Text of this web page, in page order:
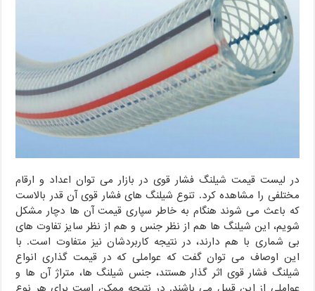
در لیست قیمت شیلنگ فشار قوی در بازار می توان اعداد و ارقام
مختلفی را مشاهده کرد. تنوع شیلنگ های فشار قوی آن قدر بالاست
که باعث می شوند هنگام به خاطر سپاری قیمت آن ها دچار مشکل
شویم، این شیلنگ ها هم از نظر جنس و هم از نظر سایز تفاوت های
بی شماری با هم دارند، در نتیجه کاربردشان نیز متفاوت است. با
این اوصاف می توان گفت که عواملی که در قیمت گذاری انواع
شیلنگ فشار قوی اثر گذار هستند، جنس شیلنگ ها، متراژ آن ها و
عواملی از این قبیل می باشند. در نتیجه ممکن است برای هر نوع